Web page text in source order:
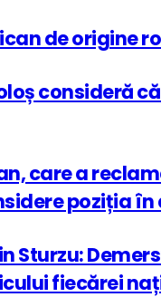
de origine
consideră
care a
poziția
Sturzu:
fiecărei